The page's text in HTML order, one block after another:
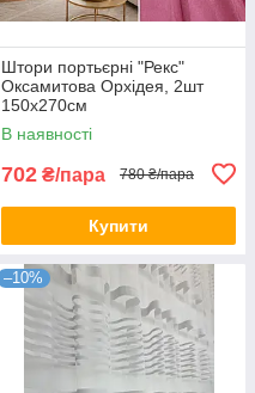
Штори портьєрні "Рекс"
Оксамитова Орхідея, 2шт
150х270см
В наявності
702 ₴/пара 780 ₴/пара
Купити
–10%